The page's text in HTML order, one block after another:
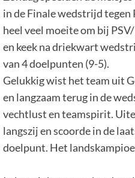
in de Finale wedstrijd tegen
heel veel moeite om bij
en keek na driekwart
van 4 doelpunten (9-5).
Gelukkig wist het team uit
en langzaam terug in de
vechtlust en teamspirit.
langszij en scoorde in de
doelpunt. Het